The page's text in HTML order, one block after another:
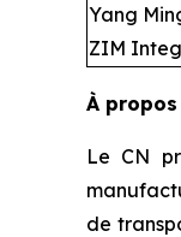
Yang
ZIM
À propos
Le CN
de